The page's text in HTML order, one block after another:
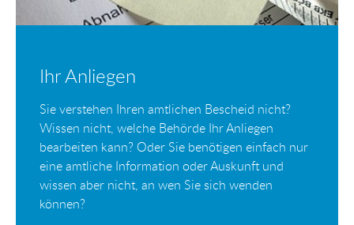
Ihr Anliegen
Sie verstehen Ihren amtlichen Bescheid nicht?
Wissen nicht, welche Behörde Ihr Anliegen
bearbeiten kann? Oder Sie benötigen einfach nur
eine amtliche Information oder Auskunft und
wissen aber nicht, an wen Sie sich wenden
können?